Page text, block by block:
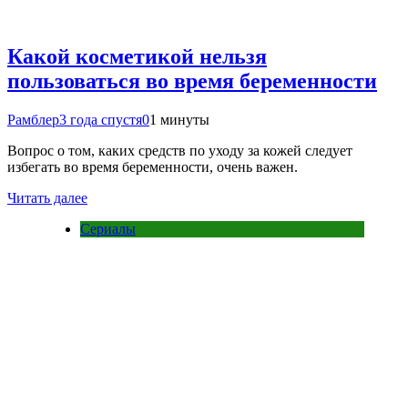
Какой косметикой нельзя
пользоваться во время беременности
Рамблер3 года спустя01 минуты
Вопрос о том, каких средств по уходу за кожей следует
избегать во время беременности, очень важен.
Читать далее
Сериалы